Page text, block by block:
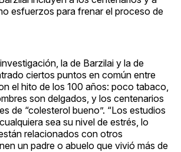
esfuerzos para frenar el proceso de
la de Barzilai y la de
ciertos puntos en común entre
el hito de los 100 años: poco tabaco,
son delgados, y los centenarios
de “colesterol bueno”. “Los estudios
sea su nivel de estrés, lo
relacionados con otros
un padre o abuelo que vivió más de